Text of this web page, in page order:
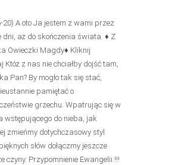
20) A oto Ja jestem z wami przez
dni, aż do skończenia świata. ♦ Z
Owieczki Magdy♦ Kliknij
Któż z nas nie chciałby dojść tam,
Pan? By mogło tak się stać,
pamiętać o
grzechu. Wpatrując się w
wstępującego do nieba, jak
zmieńmy dotychczasowy styl
słów dołączmy jeszcze
czyny. Przypomnienie Ewangelii !!!